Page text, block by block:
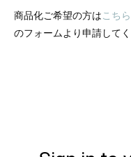
商品化ご希望の方はこち
のフォームより申請してく